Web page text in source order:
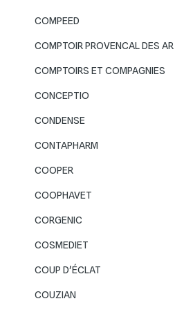
COMPEED
COMPTOIR PROVENCAL DES AR
COMPTOIRS ET COMPAGNIES
CONCEPTIO
CONDENSE
CONTAPHARM
COOPER
COOPHAVET
CORGENIC
COSMEDIET
COUP D'ÉCLAT
COUZIAN